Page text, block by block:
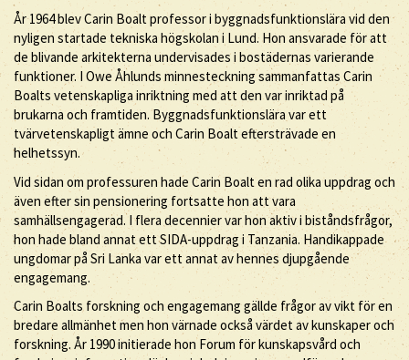
År 1964 blev Carin Boalt professor i byggnadsfunktionslära vid den
nyligen startade tekniska högskolan i Lund. Hon ansvarade för att
de blivande arkitekterna undervisades i bostädernas varierande
funktioner. I Owe Åhlunds minnesteckning sammanfattas Carin
Boalts vetenskapliga inriktning med att den var inriktad på
brukarna och framtiden. Byggnadsfunktionslära var ett
tvärvetenskapligt ämne och Carin Boalt eftersträvade en
helhetssyn.
Vid sidan om professuren hade Carin Boalt en rad olika uppdrag och
även efter sin pensionering fortsatte hon att vara
samhällsengagerad. I flera decennier var hon aktiv i biståndsfrågor,
hon hade bland annat ett SIDA-uppdrag i Tanzania. Handikappade
ungdomar på Sri Lanka var ett annat av hennes djupgående
engagemang.
Carin Boalts forskning och engagemang gällde frågor av vikt för en
bredare allmänhet men hon värnade också värdet av kunskaper och
forskning. År 1990 initierade hon Forum för kunskapsvård och